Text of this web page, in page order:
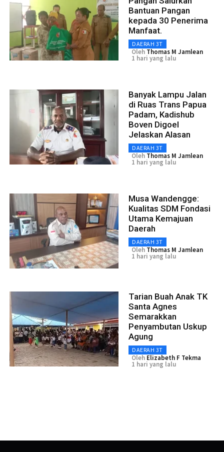
Bantuan Pangan
kepada 30 Penerima
Manfaat.
DAERAH 3T
Oleh Thomas M Jamlean
1 hari yang lalu
Banyak Lampu Jalan
di Ruas Trans Papua
Padam, Kadishub
Boven Digoel
Jelaskan Alasan
DAERAH 3T
Oleh Thomas M Jamlean
1 hari yang lalu
Musa Wandengge:
Kualitas SDM Fondasi
Utama Kemajuan
Daerah
DAERAH 3T
Oleh Thomas M Jamlean
1 hari yang lalu
Tarian Buah Anak TK
Santa Agnes
Semarakkan
Penyambutan Uskup
Agung
DAERAH 3T
Oleh Elizabeth F Tekma
1 hari yang lalu